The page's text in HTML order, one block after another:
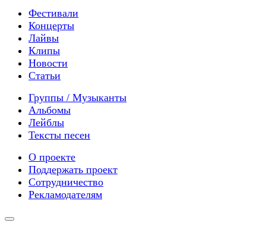
Фестивали
Концерты
Лайвы
Клипы
Новости
Статьи
Группы / Музыканты
Альбомы
Лейблы
Тексты песен
О проекте
Поддержать проект
Сотрудничество
Рекламодателям